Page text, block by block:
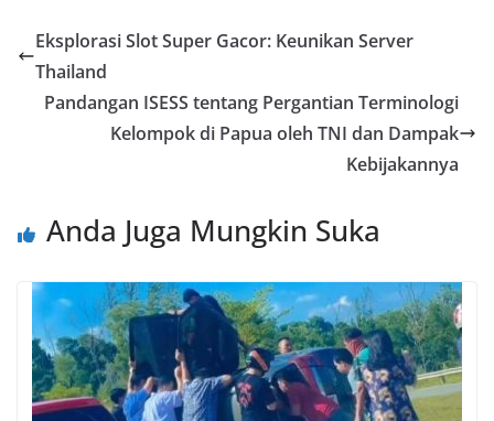
Eksplorasi Slot Super Gacor: Keunikan Server
Thailand
Pandangan ISESS tentang Pergantian Terminologi
Kelompok di Papua oleh TNI dan Dampak
Kebijakannya
Anda Juga Mungkin Suka